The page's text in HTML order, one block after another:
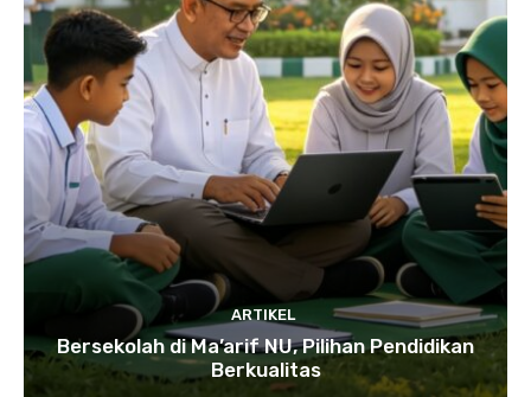
ARTIKEL
Bersekolah di Ma’arif NU, Pilihan Pendidikan
Berkualitas